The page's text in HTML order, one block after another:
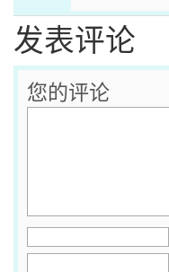
发表评论
您的评论